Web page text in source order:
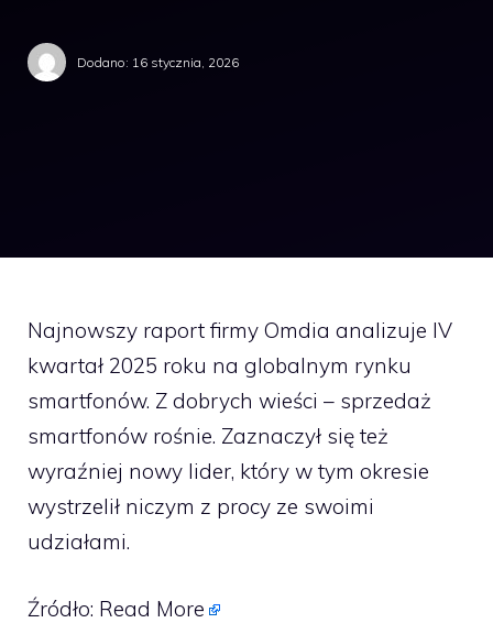
Dodano: 16 stycznia, 2026
Najnowszy raport firmy Omdia analizuje IV
kwartał 2025 roku na globalnym rynku
smartfonów. Z dobrych wieści – sprzedaż
smartfonów rośnie. Zaznaczył się też
wyraźniej nowy lider, który w tym okresie
wystrzelił niczym z procy ze swoimi
udziałami.
Źródło: Read More